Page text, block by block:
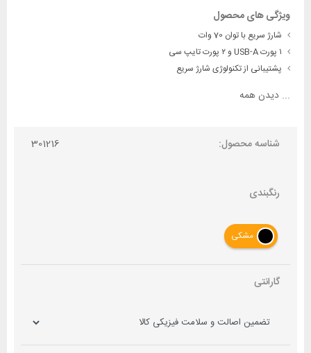
ویژگی های محصول
شارژ سریع با توان 70 وات
پشتیبانی از تکنولوژی شارژ سریع
... دیدن همه
شناسه محصول: 301216
رنگبندی
مشکی
گارانتی